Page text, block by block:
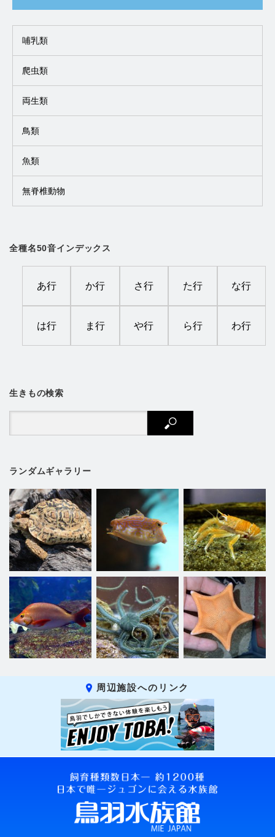
哺乳類
爬虫類
両生類
鳥類
魚類
無脊椎動物
全種名50音インデックス
あ行 か行 さ行 た行 な行
は行 ま行 や行 ら行 わ行
生きもの検索
ランダムギャラリー
周辺施設へのリンク